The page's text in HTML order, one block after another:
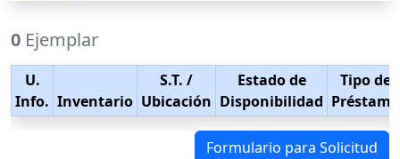
0 Ejemplar
U.
Info. Inventario
S.T. /
Ubicación
Estado de
Disponibilidad
Tipo de
Préstamo
Formulario para Solicitud